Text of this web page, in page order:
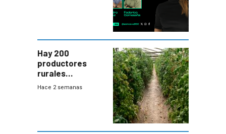
Hay 200
productores
rurales
afectados tras
Hace 2 semanas